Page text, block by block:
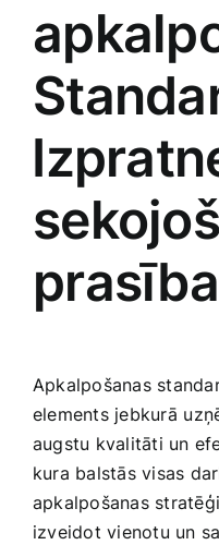
Preces pieaugušajiem
Rotaļlietas, bērnu
Smaržas, kosmētika
Sports, tūrisms un
Zoo preces
Apkalpošanas
elements jebkurā
augstu kvalitāti un
‍kura balstās visas
apkalpošanas
izveidot vienotu un